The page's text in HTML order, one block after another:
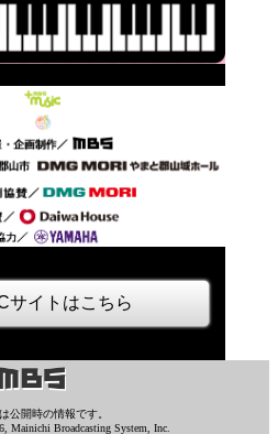
サイトはこちら
公開時の情報です。
, Mainichi Broadcasting System, Inc.